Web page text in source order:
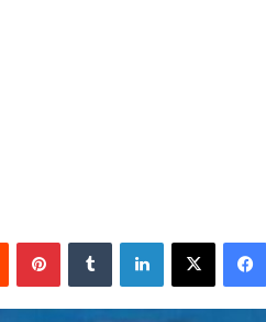
فيسبوك لينكدإن بينتيريست